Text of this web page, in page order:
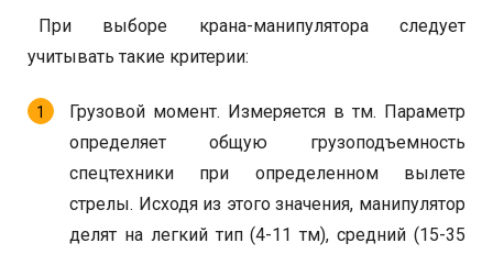
При выборе крана-манипулятора следует
учитывать такие критерии:
Грузовой момент. Измеряется в тм. Параметр
определяет общую грузоподъемность
спецтехники при определенном вылете
стрелы. Исходя из этого значения, манипулятор
делят на легкий тип (4-11 тм), средний (15-35